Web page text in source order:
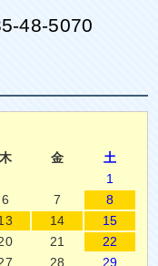
48-5070
木 金
土
1
6 7
8
14
15
21
22
28
29